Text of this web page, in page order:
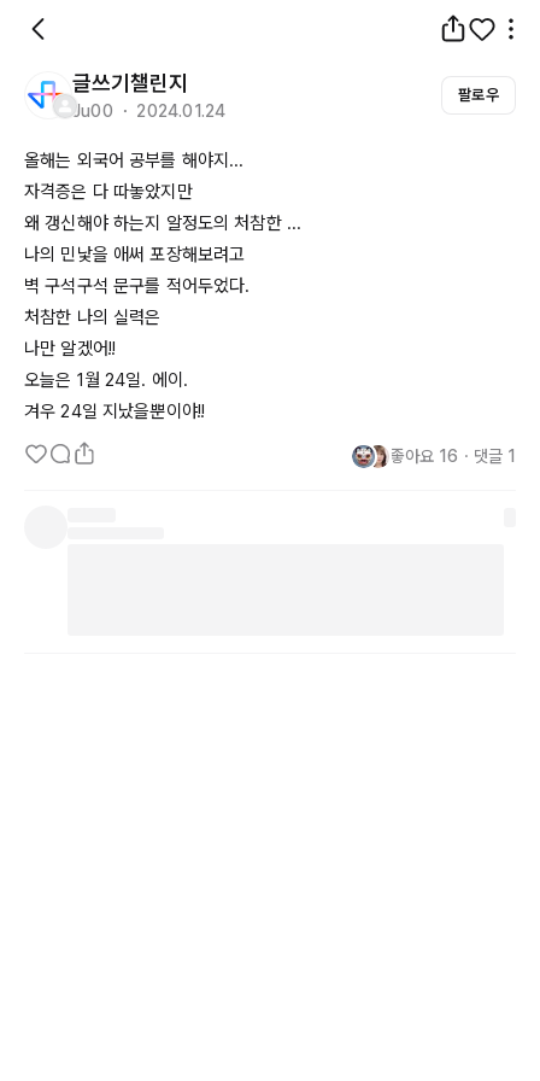
글쓰기챌린지
Ju00 ・ 2024.01.24
팔로우
올해는 외국어 공부를 해야지...
자격증은 다 따놓았지만
왜 갱신해야 하는지 알정도의 처참한 ...
나의 민낯을 애써 포장해보려고
벽 구석구석 문구를 적어두었다.
처참한 나의 실력은
나만 알겠어!!
오늘은 1월 24일. 에이.
겨우 24일 지났을뿐이야!!
좋아요 16 ・ 댓글 1